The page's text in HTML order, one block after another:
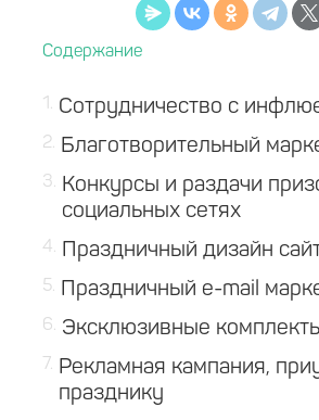
1 Сотрудничество с
2 Благотворительный
3
Конкурсы и раздачи
социальных сетях
4 Праздничный дизайн
5 Праздничный e-mail
6 Эксклюзивные
7 Рекламная кампания,
празднику